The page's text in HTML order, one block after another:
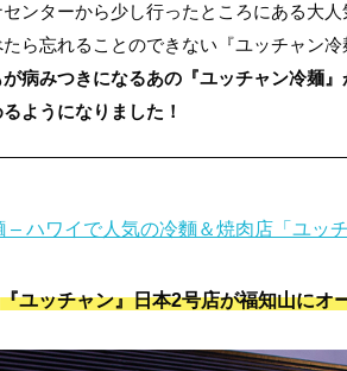
ンターから少し行ったところにある大
ら忘れることのできない『ユッチャン冷
病みつきになるあの『ユッチャン冷麺
ようになりました！
– ハワイで人気の冷麵＆焼肉店「ユッチ
『ユッチャン』日本2号店が福知山にオ